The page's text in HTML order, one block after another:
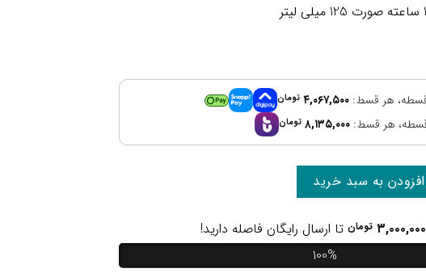
۴,۰۶۷,۵۰۰ تومان
۸,۱۳۵,۰۰۰ تومان
افزودن به سبد خرید
۳,۰۰۰,۰۰۰ تومان تا ارسال رایگان فاصله دارید!
100%